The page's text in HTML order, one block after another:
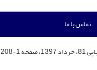
تماس با ما